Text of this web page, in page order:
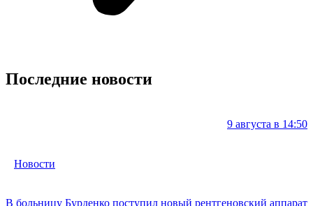
Последние новости
9 августа в 14:50
Новости
В больницу Бурденко поступил новый рентгеновский аппарат